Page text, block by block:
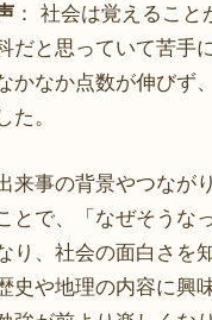
： 社会は覚えること
だと思っていて苦手
かなか点数が伸びず
た。
来事の背景やつなが
とで、「なぜそうな
り、社会の面白さを
史や地理の内容に興